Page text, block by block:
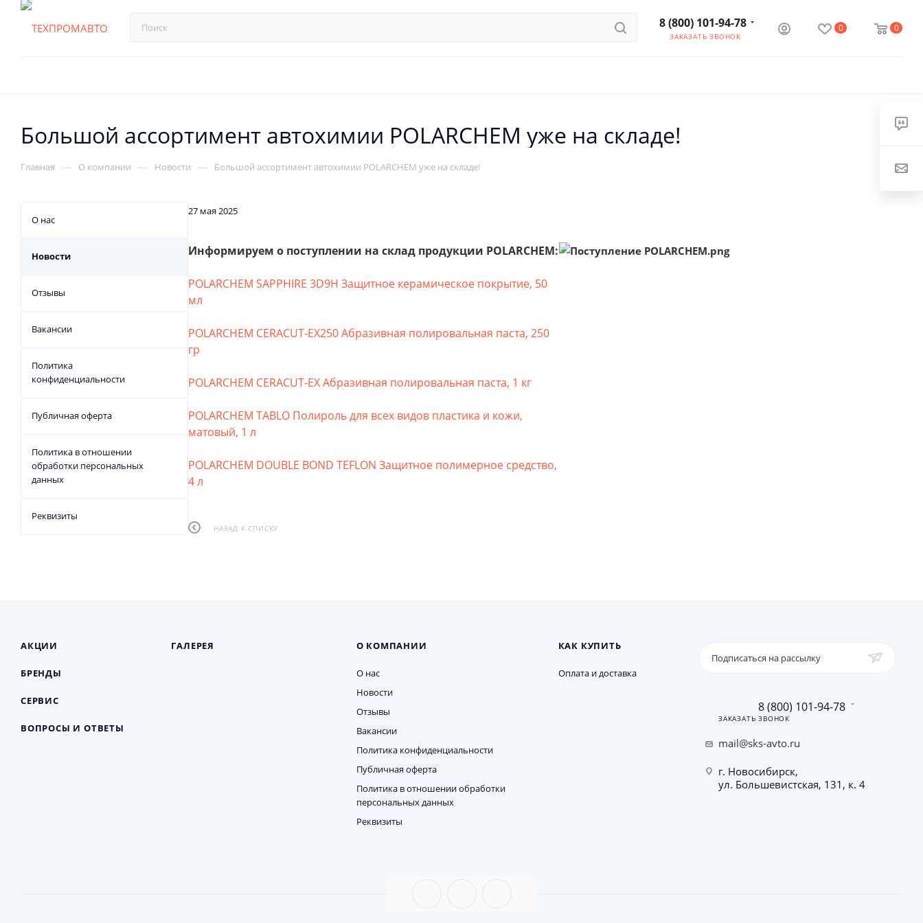
8 (800) 101-94-78
ЗАКАЗАТЬ ЗВОНОК
0 0
Большой ассортимент автохимии POLARCHEM уже на складе!
Главная — О компании — Новости — Большой ассортимент автохимии POLARCHEM уже на складе!
27 мая 2025
Информируем о поступлении на склад продукции POLARCHEM:
POLARCHEM SAPPHIRE 3D9H Защитное керамическое покрытие, 50
мл
POLARCHEM CERACUT-EX250 Абразивная полировальная паста, 250
гр
POLARCHEM CERACUT-EX Абразивная полировальная паста, 1 кг
POLARCHEM TABLO Полироль для всех видов пластика и кожи,
матовый, 1 л
POLARCHEM DOUBLE BOND TEFLON Защитное полимерное средство,
4 л
НАЗАД К СПИСКУ
О нас
Новости
Отзывы
Вакансии
Политика
конфиденциальности
Публичная оферта
Политика в отношении
обработки персональных
данных
Реквизиты
АКЦИИ
БРЕНДЫ
СЕРВИС
ВОПРОСЫ И ОТВЕТЫ
ГАЛЕРЕЯ О КОМПАНИИ
О нас
Новости
Отзывы
Вакансии
Политика конфиденциальности
Публичная оферта
Политика в отношении обработки
персональных данных
Реквизиты
КАК КУПИТЬ
Оплата и доставка
Подписаться на рассылку
8 (800) 101-94-78
ЗАКАЗАТЬ ЗВОНОК
mail@sks-avto.ru
г. Новосибирск,
ул. Большевистская, 131, к. 4